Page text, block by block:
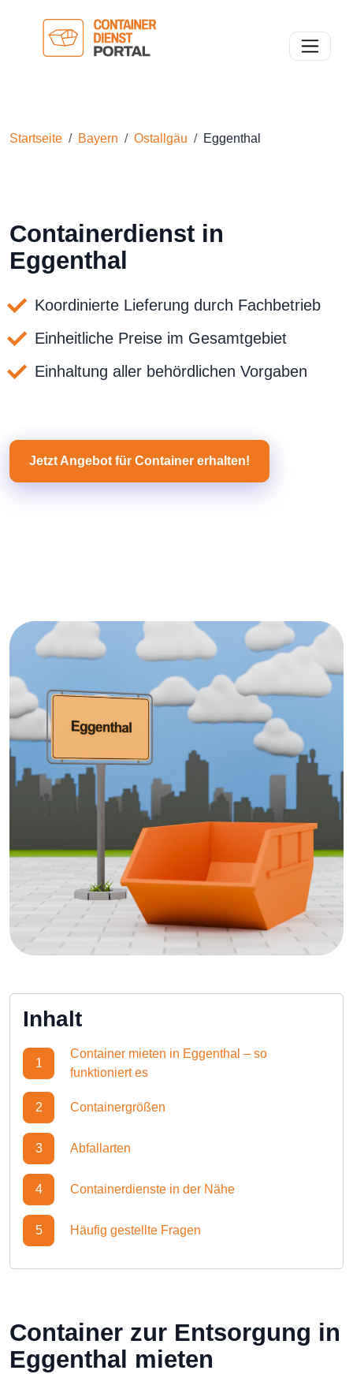
Toggle
Startseite Bayern Ostallgäu Eggenthal
Containerdienst in
Eggenthal
Koordinierte Lieferung durch Fachbetrieb
Einheitliche Preise im Gesamtgebiet
Einhaltung aller behördlichen Vorgaben
Jetzt Angebot für Container erhalten!
Inhalt
1
Container mieten in Eggenthal – so
funktioniert es
2 Containergrößen
3 Abfallarten
4 Containerdienste in der Nähe
5 Häufig gestellte Fragen
Container zur Entsorgung in
Eggenthal mieten